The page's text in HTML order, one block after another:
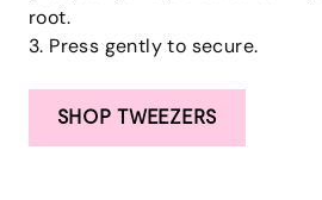
root.
3. Press gently to secure.
SHOP TWEEZERS